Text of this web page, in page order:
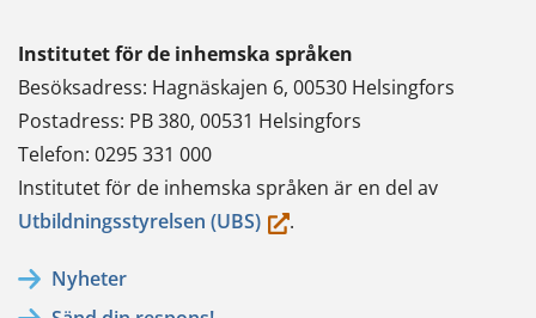
Institutet för de inhemska språken
Besöksadress: Hagnäskajen 6, 00530 Helsingfors
Postadress: PB 380, 00531 Helsingfors
Telefon: 0295 331 000
Institutet för de inhemska språken är en del av
Utbildningsstyrelsen (UBS)(du.
Nyheter